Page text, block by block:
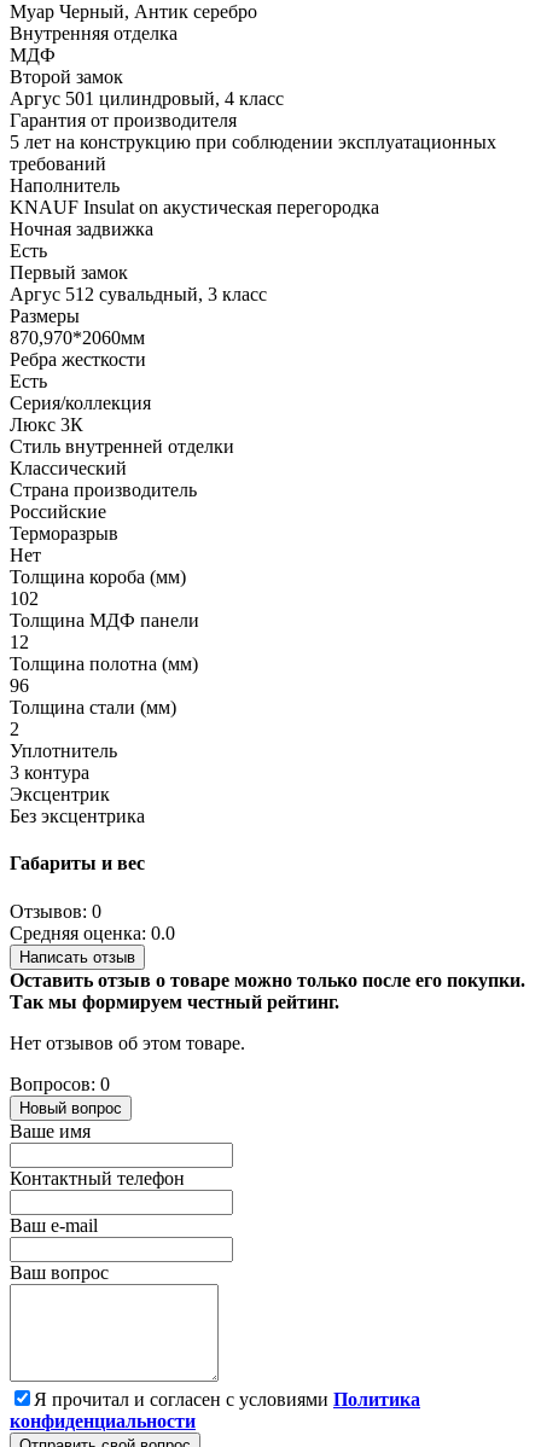
Муар Черный, Антик серебро
Внутренняя отделка
МДФ
Второй замок
Аргус 501 цилиндровый, 4 класс
Гарантия от производителя
5 лет на конструкцию при соблюдении эксплуатационных
требований
Наполнитель
KNAUF Insulat on акустическая перегородка
Ночная задвижка
Есть
Первый замок
Аргус 512 сувальдный, 3 класс
Размеры
870,970*2060мм
Ребра жесткости
Есть
Серия/коллекция
Люкс 3К
Стиль внутренней отделки
Классический
Страна производитель
Российские
Терморазрыв
Нет
Толщина короба (мм)
102
Толщина МДФ панели
12
Толщина полотна (мм)
96
Толщина стали (мм)
2
Уплотнитель
3 контура
Эксцентрик
Без эксцентрика
Габариты и вес
Отзывов: 0
Средняя оценка: 0.0
Написать отзыв
Оставить отзыв о товаре можно только после его покупки.
Так мы формируем честный рейтинг.
Нет отзывов об этом товаре.
Вопросов: 0
Новый вопрос
Ваше имя
Контактный телефон
Ваш e-mail
Ваш вопрос
Я прочитал и согласен с условиями Политика
конфиденциальности